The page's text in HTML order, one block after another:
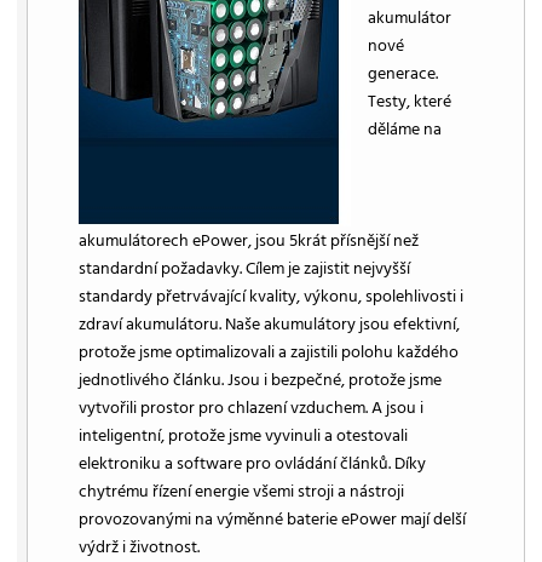
akumulátor
nové
generace.
Testy, které
děláme na
akumulátorech ePower, jsou 5krát přísnější než
standardní požadavky. Cílem je zajistit nejvyšší
standardy přetrvávající kvality, výkonu, spolehlivosti i
zdraví akumulátoru. Naše akumulátory jsou efektivní,
protože jsme optimalizovali a zajistili polohu každého
jednotlivého článku. Jsou i bezpečné, protože jsme
vytvořili prostor pro chlazení vzduchem. A jsou i
inteligentní, protože jsme vyvinuli a otestovali
elektroniku a software pro ovládání článků. Díky
chytrému řízení energie všemi stroji a nástroji
provozovanými na výměnné baterie ePower mají delší
výdrž i životnost.